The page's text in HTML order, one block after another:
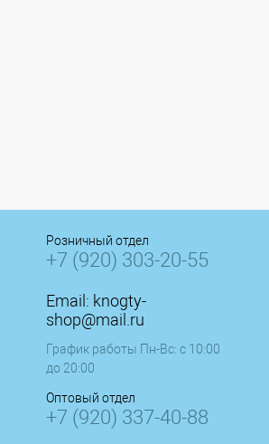
Розничный отдел
+7 (920) 303-20-55
Email: knogty-
shop@mail.ru
График работы Пн-Вс: с 10:00
до 20:00
Оптовый отдел
+7 (920) 337-40-88